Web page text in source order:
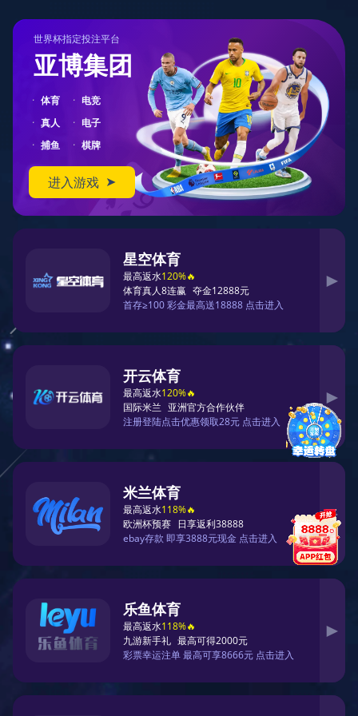
404
您在访问另一个平行宇宙中的页面
对不起，您要访问的页面可能跑到了另一个平行宇宙中。
您可以先返回首页
返回首页